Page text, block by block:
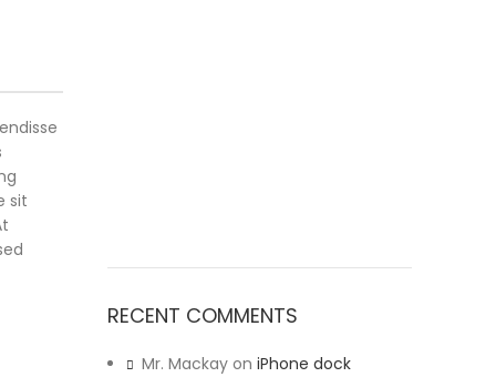
sit
RECENT COMMENTS
Mr. Mackayon iPhone dock